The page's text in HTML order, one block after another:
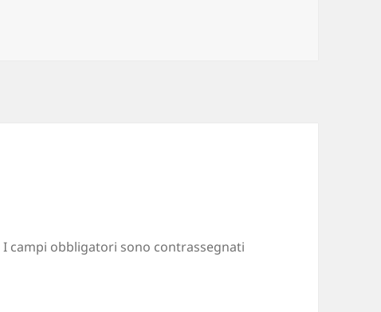
I campi obbligatori sono contrassegnati